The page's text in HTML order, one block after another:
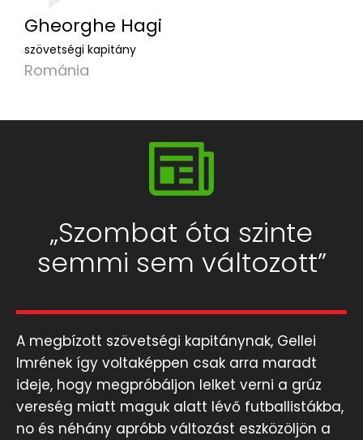
Gheorghe Hagi
szövetségi kapitány
Románia
„Szombat óta szinte
semmi sem változott”
A megbízott szövetségi kapitánynak, Gellei
Imrének így voltaképpen csak arra maradt
ideje, hogy megpróbáljon lelket verni a grúz
vereség miatt maguk alatt lévő futballistákba,
no és néhány apróbb változást eszközöljön a